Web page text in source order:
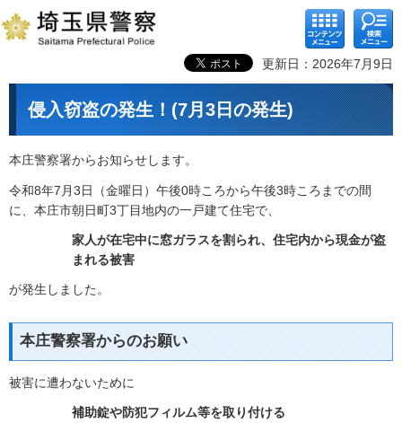
コンテ
ンツメ
ニュー
検索メ
ニュー
更新日：2026年7月9日
侵入窃盗の発生！(7月3日の発生)
本庄警察署からお知らせします。
令和8年7月3日（金曜日）午後0時ころから午後3時ころまでの間
に、本庄市朝日町3丁目地内の一戸建て住宅で、
家人が在宅中に窓ガラスを割られ、住宅内から現金が盗
まれる被害
が発生しました。
本庄警察署からのお願い
被害に遭わないために
補助錠や防犯フィルム等を取り付ける